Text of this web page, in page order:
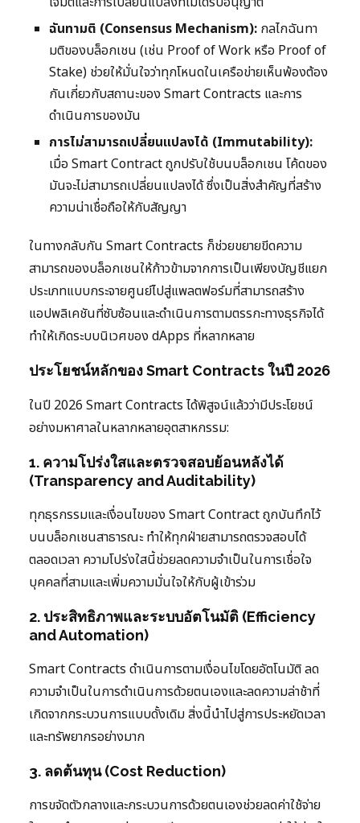
ฉันทามติ (Consensus Mechanism): กลไกฉันทา
มติของบล็อกเชน (เช่น Proof of Work หรือ Proof of
Stake) ช่วยให้มั่นใจว่าทุกโหนดในเครือข่ายเห็นพ้องต้อง
กันเกี่ยวกับสถานะของ Smart Contracts และการ
ดำเนินการของมัน
การไม่สามารถเปลี่ยนแปลงได้ (Immutability):
เมื่อ Smart Contract ถูกปรับใช้บนบล็อกเชน โค้ดของ
มันจะไม่สามารถเปลี่ยนแปลงได้ ซึ่งเป็นสิ่งสำคัญที่สร้าง
ความน่าเชื่อถือให้กับสัญญา
ในทางกลับกัน Smart Contracts ก็ช่วยขยายขีดความ
สามารถของบล็อกเชนให้ก้าวข้ามจากการเป็นเพียงบัญชีแยก
ประเภทแบบกระจายศูนย์ไปสู่แพลตฟอร์มที่สามารถสร้าง
แอปพลิเคชันที่ซับซ้อนและดำเนินการตามตรรกะทางธุรกิจได้
ทำให้เกิดระบบนิเวศของ dApps ที่หลากหลาย
ประโยชน์หลักของ Smart Contracts ในปี 2026
ในปี 2026 Smart Contracts ได้พิสูจน์แล้วว่ามีประโยชน์
อย่างมหาศาลในหลากหลายอุตสาหกรรม:
1. ความโปร่งใสและตรวจสอบย้อนหลังได้
(Transparency and Auditability)
ทุกธุรกรรมและเงื่อนไขของ Smart Contract ถูกบันทึกไว้
บนบล็อกเชนสาธารณะ ทำให้ทุกฝ่ายสามารถตรวจสอบได้
ตลอดเวลา ความโปร่งใสนี้ช่วยลดความจำเป็นในการเชื่อใจ
บุคคลที่สามและเพิ่มความมั่นใจให้กับผู้เข้าร่วม
2. ประสิทธิภาพและระบบอัตโนมัติ (Efficiency
and Automation)
Smart Contracts ดำเนินการตามเงื่อนไขโดยอัตโนมัติ ลด
ความจำเป็นในการดำเนินการด้วยตนเองและลดความล่าช้าที่
เกิดจากกระบวนการแบบดั้งเดิม สิ่งนี้นำไปสู่การประหยัดเวลา
และทรัพยากรอย่างมาก
3. ลดต้นทุน (Cost Reduction)
การขจัดตัวกลางและกระบวนการด้วยตนเองช่วยลดค่าใช้จ่าย